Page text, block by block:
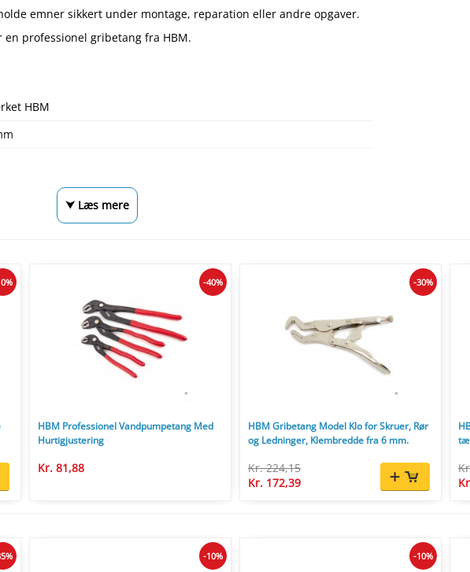
emner sikkert under montage, reparation eller andre opgaver.
professionel gribetang fra HBM.
HBM
⮟ Læs mere
HBM Professionel Vandpumpetang Med
Hurtigjustering
Kr. 81,88
-40%
HBM Gribetang Model Klo for Skruer, Rør
og Ledninger, Klembredde fra 6 mm.
Kr. 224,15
Kr. 172,39
-30%
-10% -10%